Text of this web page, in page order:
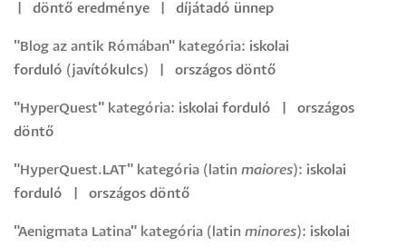
döntő eredménye díjátadó ünnep
"Blog az antik Rómában" kategória: iskolai
forduló ( javítókulcs) | országos döntő
"HyperQuest" kategória: iskolai forduló
országos
döntő
"HyperQuest.LAT" kategória (latin maiores): iskolai
forduló
országos döntő
"Aenigmata Latina" kategória (latin minores): iskolai